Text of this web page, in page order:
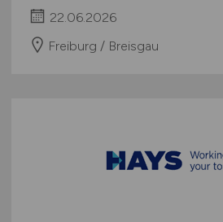
22.06.2026
Freiburg / Breisgau